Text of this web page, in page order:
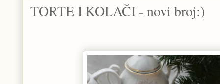
TORTE I KOLAČI - novi broj:)